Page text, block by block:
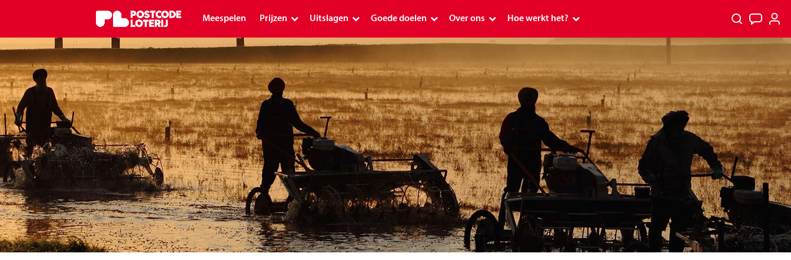
Meespelen Prijzen
Prijzen
Premium
Uitslagen
Uitslagen
Uitslag PostcodeKanjer 1 januari 2026
Premium uitslagen
Plus uitslagen
Postcode Loterij Miljoenenjacht
Overige uitslagen
Goede doelen
Schenkingen 2026
Alle goede doelen
Planetpostcode.nl
Aanvraag indienen
Postcode Loterij Buurtfonds
Over ons
Geschiedenis
Postcode Loterij op tv
Onze ambassadeurs
Verantwoord meespelen
Over de loterijmarkt
Hoe werkt het?
App
De PostcodeKanjer
Plus en Premium
Hoe ontvang ik mijn prijs?
Postcode Loterij Miljoenenjacht